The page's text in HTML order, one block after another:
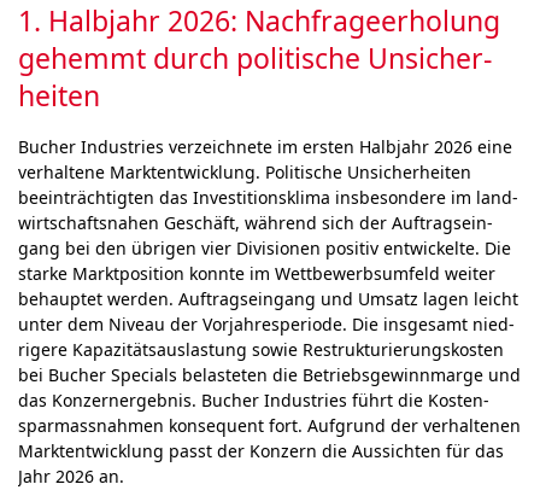
1. Halbjahr 2026: Nach­frage­erholung
gehemmt durch poli­ti­sche Unsicher­
heiten
Bucher Industries ver­zeich­ne­te im ers­ten Halb­jahr 2026 eine
ver­hal­tene Marktent­wick­lung. Politische Unsi­cher­hei­ten
beein­träch­tigten das Inves­titions­klima ins­be­son­de­re im land­
wirt­schafts­nahen Geschäft, wäh­rend sich der Auf­trags­ein­
gang bei den übrigen vier Di­vi­sio­nen posi­tiv ent­wick­el­te. Die
starke Marktposition konn­te im Wett­bewerbs­um­feld weiter
behauptet wer­den. Auf­trags­ein­gang und Umsatz lagen leicht
unter dem Niveau der Vor­jahr­es­peri­ode. Die ins­ge­samt nied­
ri­ge­re Kapa­zitäts­aus­las­tung sowie Restruk­tu­rie­rungs­kos­ten
bei Bucher Specials be­las­te­ten die Betriebs­gewinn­marge und
das Kon­zern­ergebnis. Bucher Industries führt die Kosten­
spar­mass­nah­men kon­se­quent fort. Auf­grund der ver­hal­tenen
Markt­ent­wick­lung passt der Kon­zern die Aus­sichten für das
Jahr 2026 an.